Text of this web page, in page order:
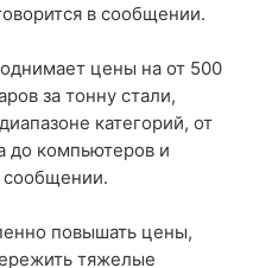
в сообщении.
цены на от 500
за тонну стали,
категорий, от
до компьютеров и
сообщении.
повышать цены,
тяжелые